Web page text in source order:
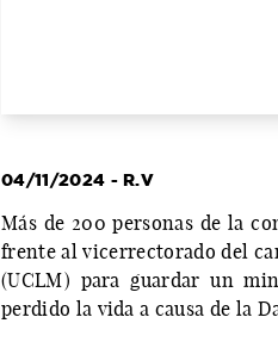
04/11/2024 - R.V
Más de 200 personas de la
frente al vicerrectorado del
(UCLM) para guardar un
perdido la vida a causa de la